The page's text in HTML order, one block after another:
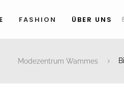
FASHION ÜBER UNS
Modezentrum Wammes